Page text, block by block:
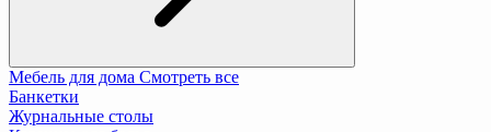
Мебель для дома Смотреть все
Банкетки
Журнальные столы